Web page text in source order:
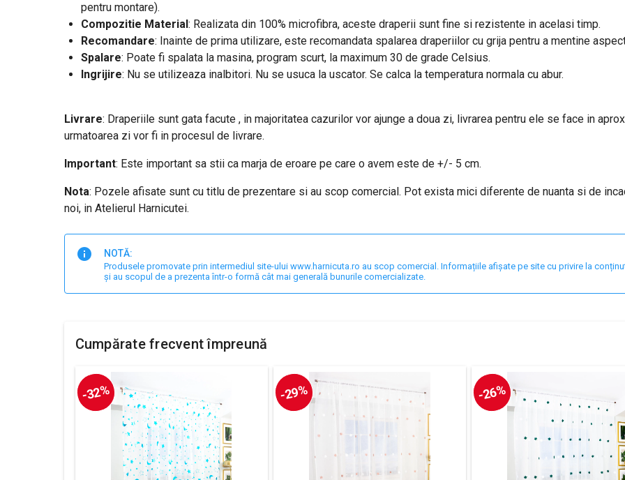
pentru montare).
Compozitie Material: Realizata din 100% microfibra, aceste draperii sunt fine si rezistente in acelasi timp.
Recomandare: Inainte de prima utilizare, este recomandata spalarea draperiilor cu grija pentru a mentine
Spalare: Poate fi spalata la masina, program scurt, la maximum 30 de grade Celsius.
Ingrijire: Nu se utilizeaza inalbitori. Nu se usuca la uscator. Se calca la temperatura normala cu abur.
Livrare: Draperiile sunt gata facute , in majoritatea cazurilor vor ajunge a doua zi, livrarea pentru ele se face in
urmatoarea zi vor fi in procesul de livrare.
Important: Este important sa stii ca marja de eroare pe care o avem este de +/- 5 cm.
Nota: Pozele afisate sunt cu titlu de prezentare si au scop comercial. Pot exista mici diferente de nuanta si de
noi, in Atelierul Harnicutei.
NOTĂ:
Produsele promovate prin intermediul site-ului www.harnicuta.ro au scop comercial. Informațiile afișate pe site cu privire la
și au scopul de a prezenta într-o formă cât mai generală bunurile comercializate.
Cumpărate frecvent împreună
-32% -29% -26%